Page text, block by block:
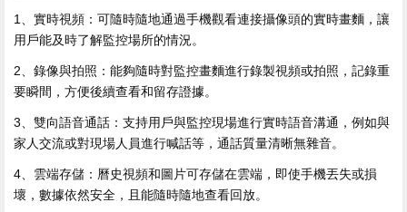
1、實時視頻：可隨時隨地通過手機觀看連接攝像頭的實時畫麵，讓
用戶能及時了解監控場所的情況。
2、錄像與拍照：能夠隨時對監控畫麵進行錄製視頻或拍照，記錄重
要瞬間，方便後續查看和留存證據。
3、雙向語音通話：支持用戶與監控現場進行實時語音溝通，例如與
家人交流或對現場人員進行喊話等，通話質量清晰無雜音。
4、雲端存儲：曆史視頻和圖片可存儲在雲端，即使手機丟失或損
壞，數據依然安全，且能隨時隨地查看回放。